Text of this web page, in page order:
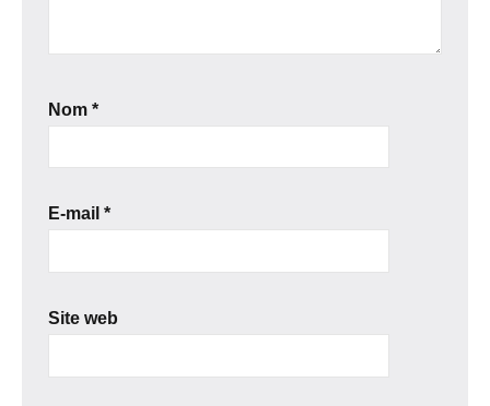
Nom *
E-mail *
Site web